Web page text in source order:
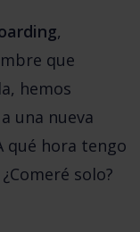
,
que
hemos
una nueva
qué hora tengo
solo?